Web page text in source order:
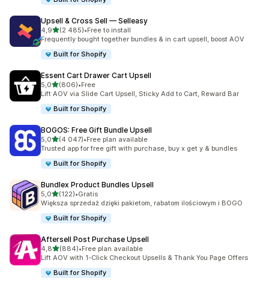
Upsell & Cross Sell — Selleasy
4,9na 5 gwiazdek
(2 485)
Łączna liczba recenzji: 2485
•Free to install
Frequently bought together bundles & in cart upsell, boost AOV
Built for Shopify
Essent Cart Drawer Cart Upsell
5,0na 5 gwiazdek
(806)
Łączna liczba recenzji: 806
•Free
Lift AOV via Slide Cart Upsell, Sticky Add to Cart, Reward Bar
Built for Shopify
BOGOS: Free Gift Bundle Upsell
5,0na 5 gwiazdek
(4 047)
Łączna liczba recenzji: 4047
•Free plan available
Trusted app for free gift with purchase, buy x get y & bundles
Built for Shopify
Bundlex Product Bundles Upsell
5,0na 5 gwiazdek
(122)
Łączna liczba recenzji: 122
•Gratis
Większa sprzedaż dzięki pakietom, rabatom ilościowym i BOGO
Built for Shopify
Aftersell Post Purchase Upsell
4,8na 5 gwiazdek
(884)
Łączna liczba recenzji: 884
•Free plan available
Lift AOV with 1-Click Checkout Upsells & Thank You Page Offers
Built for Shopify